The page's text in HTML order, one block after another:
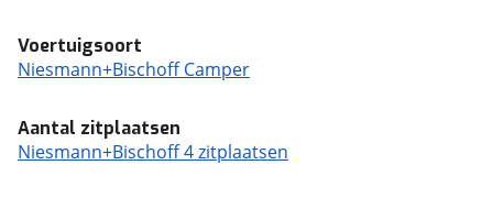
Voertuigsoort
Niesmann+Bischoff Camper
Aantal zitplaatsen
Niesmann+Bischoff 4 zitplaatsen